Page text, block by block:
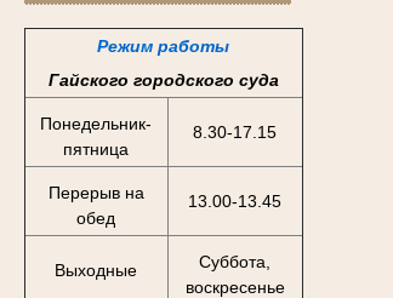
Режим работы
Гайского городского суда
Понедельник-
пятница
8.30-17.15
Перерыв на
обед
13.00-13.45
Выходные
Суббота,
воскресенье